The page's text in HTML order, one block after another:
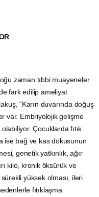
zaman tıbbi muayeneler
fark edilip ameliyat
“Karın duvarında doğuş
var. Embriyolojik gelişme
Çocuklarda fıtık
ise bağ ve kas dokusunun
genetik yatkınlık, ağır
kilo, kronik öksürük ve
sürekli yüksek olması, ileri
fıtıklaşma